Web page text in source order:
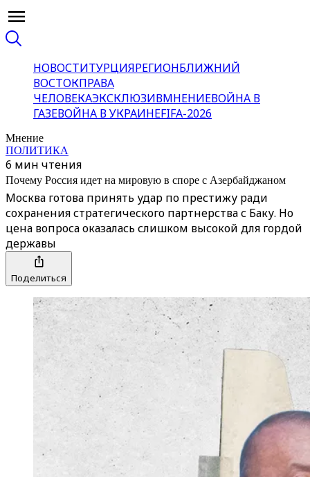
НОВОСТИТУРЦИЯРЕГИОНБЛИЖНИЙ
ВОСТОКПРАВА
ЧЕЛОВЕКАЭКСКЛЮЗИВМНЕНИЕВОЙНА В
ГАЗЕВОЙНА В УКРАИНЕFIFA-2026
Мнение
ПОЛИТИКА
6 мин чтения
Почему Россия идет на мировую в споре с Азербайджаном
Москва готова принять удар по престижу ради
сохранения стратегического партнерства с Баку. Но
цена вопроса оказалась слишком высокой для гордой
державы
Поделиться